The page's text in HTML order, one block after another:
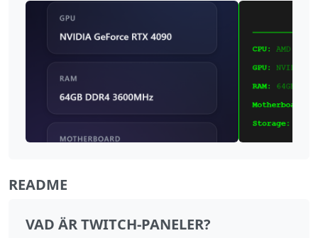
README
VAD ÄR TWITCH-PANELER?